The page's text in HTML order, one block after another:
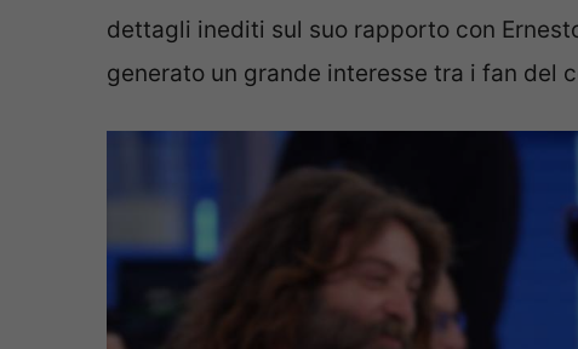
dettagli inediti sul suo rapporto con
generato un grande interesse tra i fan del